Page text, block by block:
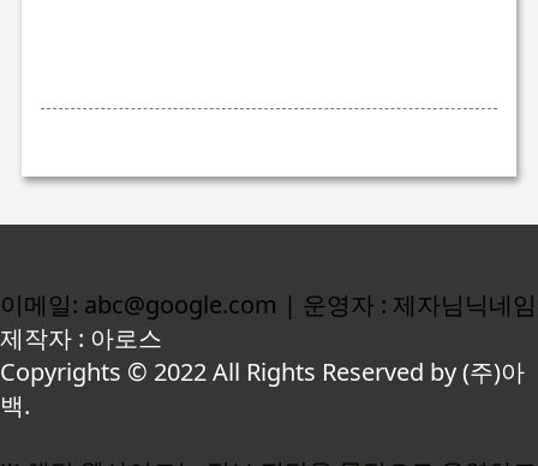
이메일: abc@google.com | 운영자 : 제자님닉네임
제작자 : 아로스
Copyrights © 2022 All Rights Reserved by (주)아
백.